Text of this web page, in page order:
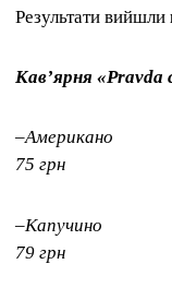
Результати вийшли
Кавʼярня «Pravda
–Американо
75 грн
–Капучино
79 грн